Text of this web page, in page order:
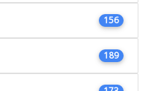
156
189